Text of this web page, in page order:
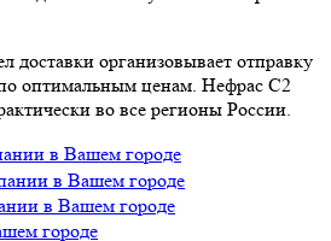
доставки организовывает отправку
оптимальным ценам. Нефрас С2
во все регионы России.